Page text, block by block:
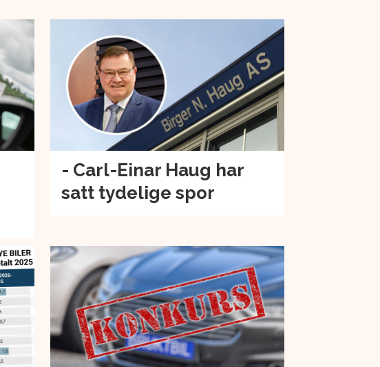
- Carl-Einar Haug har
satt tydelige spor